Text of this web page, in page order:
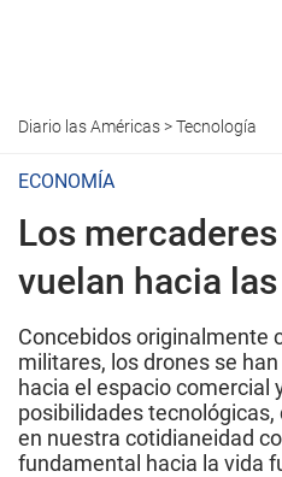
Diario las Américas>Tecnología
ECONOMÍA
Los
vuelan hacia
Concebidos originalmente
militares, los drones se
hacia el espacio comercial
posibilidades
en nuestra cotidianeidad
fundamental hacia la vida